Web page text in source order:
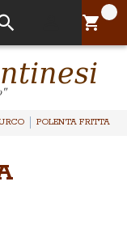
Il tuo
POLENTA FRITTA